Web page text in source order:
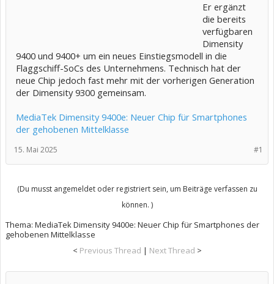
Er ergänzt
die bereits
verfügbaren
Dimensity
9400 und 9400+ um ein neues Einstiegsmodell in die
Flaggschiff-SoCs des Unternehmens. Technisch hat der
neue Chip jedoch fast mehr mit der vorherigen Generation
der Dimensity 9300 gemeinsam.
MediaTek Dimensity 9400e: Neuer Chip für Smartphones
der gehobenen Mittelklasse
#1
15. Mai 2025
(Du musst angemeldet oder registriert sein, um Beiträge verfassen zu
können. )
Thema: MediaTek Dimensity 9400e: Neuer Chip für Smartphones der
gehobenen Mittelklasse
< Previous Thread | Next Thread >